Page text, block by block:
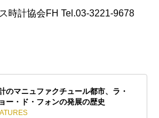
時計協会FH Tel.03-3221-9678
のマニュファクチュール都市、ラ・
ー・ド・フォンの発展の歴史